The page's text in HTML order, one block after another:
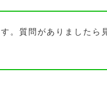
。質問がありましたら